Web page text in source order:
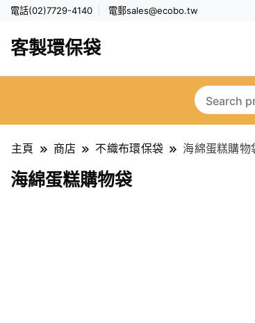
電話(02)7729-4140 電郵sales@ecobo.tw
客製環保袋
主頁 商店 不織布環保袋 海綿蛋糕購物
海綿蛋糕購物袋